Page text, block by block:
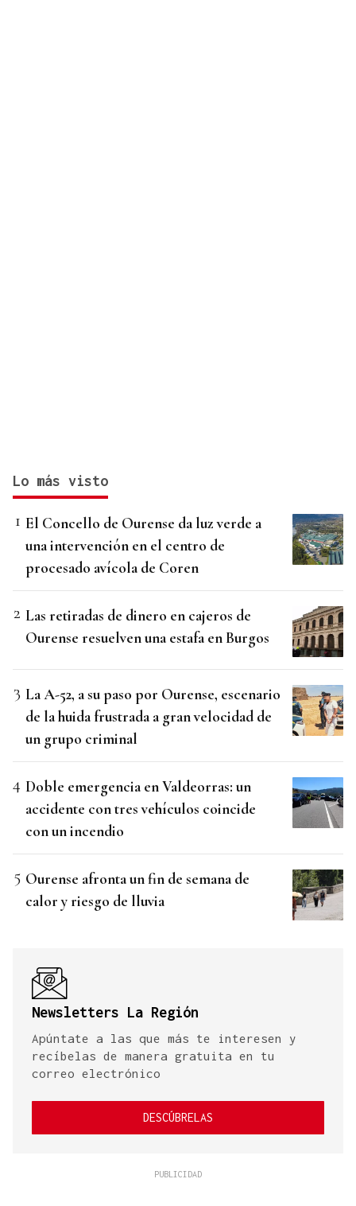
Lo más visto
El Concello de Ourense da luz verde a
una intervención en el centro de
procesado avícola de Coren
Las retiradas de dinero en cajeros de
Ourense resuelven una estafa en Burgos
La A-52, a su paso por Ourense, escenario
de la huida frustrada a gran velocidad de
un grupo criminal
Doble emergencia en Valdeorras: un
accidente con tres vehículos coincide
con un incendio
Ourense afronta un fin de semana de
calor y riesgo de lluvia
Newsletters La Región
Apúntate a las que más te interesen y
recíbelas de manera gratuita en tu
correo electrónico
DESCÚBRELAS